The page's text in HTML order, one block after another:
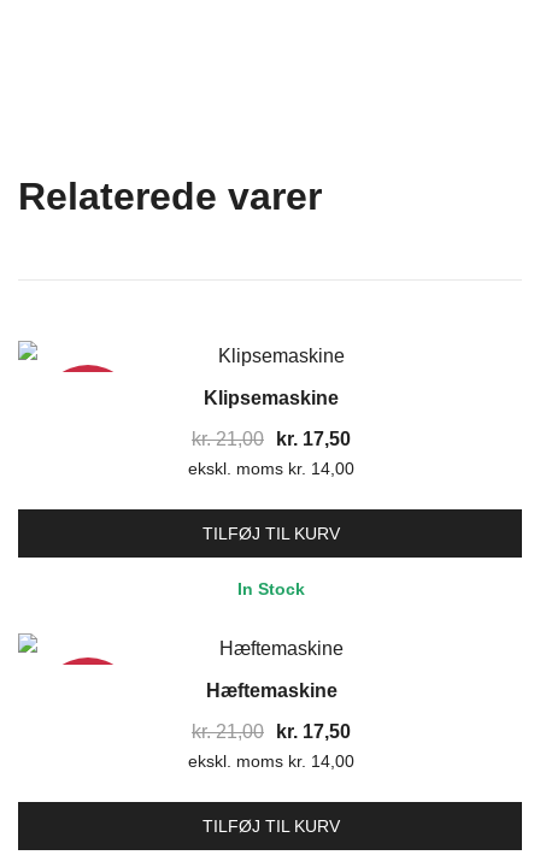
Relaterede varer
Klipsemaskine
kr.21,00
Den
oprindelige
var:
kr. 21,00.
kr. 17,50Den
aktuelle
kr. 17,50.
ekskl. moms kr. 14,00
TILFØJ TIL KURV
In Stock
Hæftemaskine
kr.21,00
Den
oprindelige
var:
kr. 21,00.
kr. 17,50Den
aktuelle
kr. 17,50.
ekskl. moms kr. 14,00
TILFØJ TIL KURV